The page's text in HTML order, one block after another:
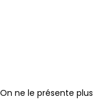
ne le présente plus